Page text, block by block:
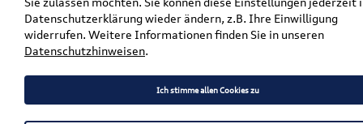
Original Audi A6 (C9)
Avant/Limousine 18 Zoll
Winterkomplettradsatz 5-
Doppelspeichen
Datenschutzerklärung wieder ändern, z.B. Ihre Einwilligung
widerrufen. Weitere Informationen finden Sie in unseren
Datenschutzhinweisen.
Ich stimme allen Cookies zu